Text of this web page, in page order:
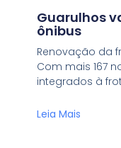
Guarulhos
ônibus
Renovação da
Com mais 167
integrados à
Leia Mais